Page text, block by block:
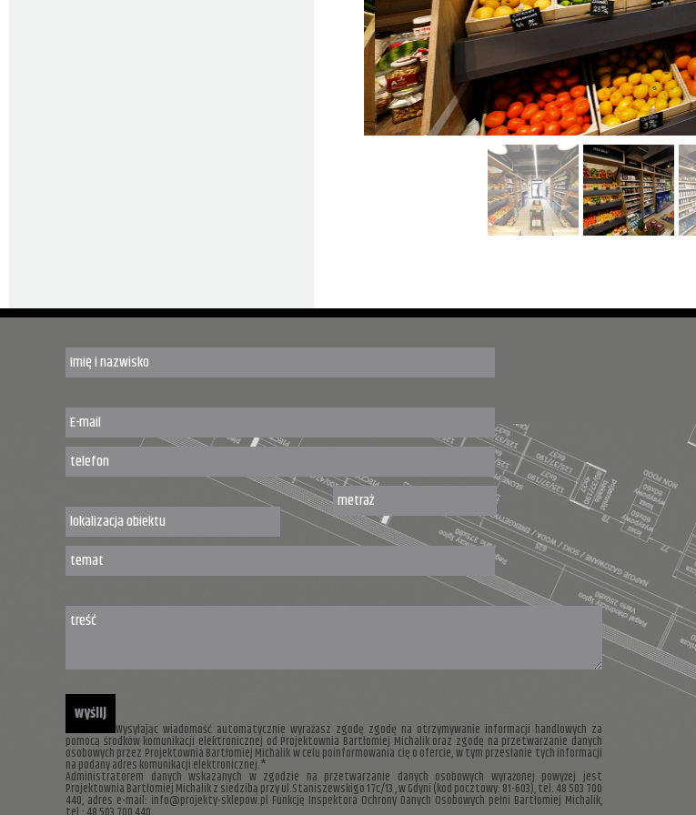
Wysyłając wiadomość automatycznie wyrażasz zgodę zgodę na otrzymywanie informacji handlowych za
pomocą środków komunikacji elektronicznej od Projektownia Bartłomiej Michalik oraz zgodę na przetwarzanie danych
osobowych przez Projektownia Bartłomiej Michalik w celu poinformowania cię o ofercie, w tym przesłanie tych informacji
na podany adres komunikacji elektronicznej.*
Administratorem danych wskazanych w zgodzie na przetwarzanie danych osobowych wyrażonej powyżej jest
Projektownia Bartłomiej Michalik z siedzibą przy ul.Staniszewskigo 17c/13 , w Gdyni (kod pocztowy: 81-603), tel. 48 503 700
440, adres e-mail: info@projekty-sklepow.pl Funkcję Inspektora Ochrony Danych Osobowych pełni Bartłomiej Michalik,